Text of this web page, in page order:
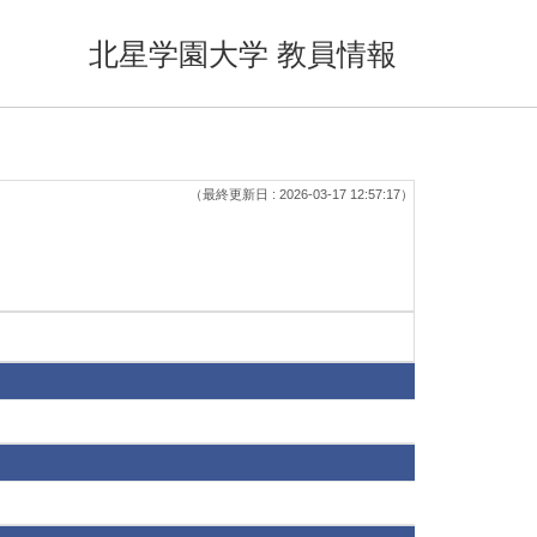
北星学園大学 教員情報
（最終更新日 : 2026-03-17 12:57:17）